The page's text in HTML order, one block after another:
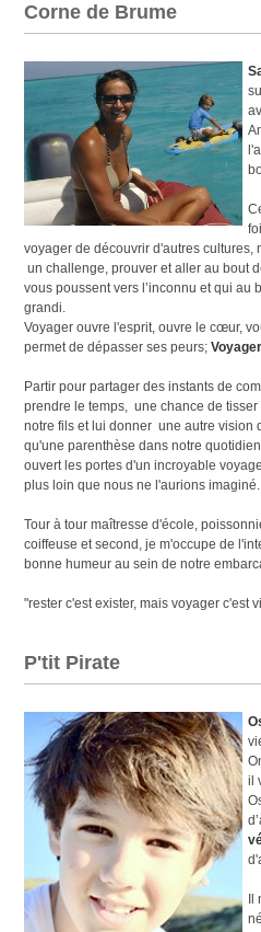
Corne de Brume
voyager de découvrir d'autres
un challenge, prouver et aller au bout
vous poussent vers l’inconnu et qui au
grandi.
Voyager ouvre l'esprit, ouvre le cœur,
permet de dépasser ses peurs;
Partir pour partager des instants de
prendre le temps, une chance de
notre fils et lui donner une autre vision
qu'une parenthèse dans notre
ouvert les portes d'un incroyable
plus loin que nous ne l'aurions imaginé.
Tour à tour maîtresse d'école,
coiffeuse et second, je m'occupe de
bonne humeur au sein de notre
"rester c'est exister, mais voyager c'est
P'tit Pirate
il
Il